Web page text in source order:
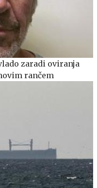
zaradi oviranja
rančem